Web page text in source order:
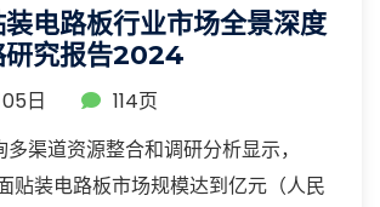
电路板行业市场全景深度
研究报告2024
日
114页
渠道资源整合和调研分析显示，
贴装电路板市场规模达到亿元（人民